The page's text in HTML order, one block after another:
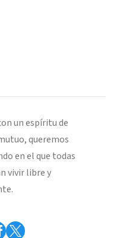
un espíritu de
queremos
en el que todas
vivir libre y